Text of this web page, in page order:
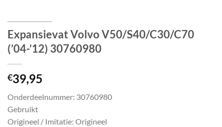
Expansievat Volvo V50/S40/C30/C70
(’04-’12) 30760980
€39,95
Onderdeelnummer: 30760980
Gebruikt
Origineel / Imitatie: Origineel